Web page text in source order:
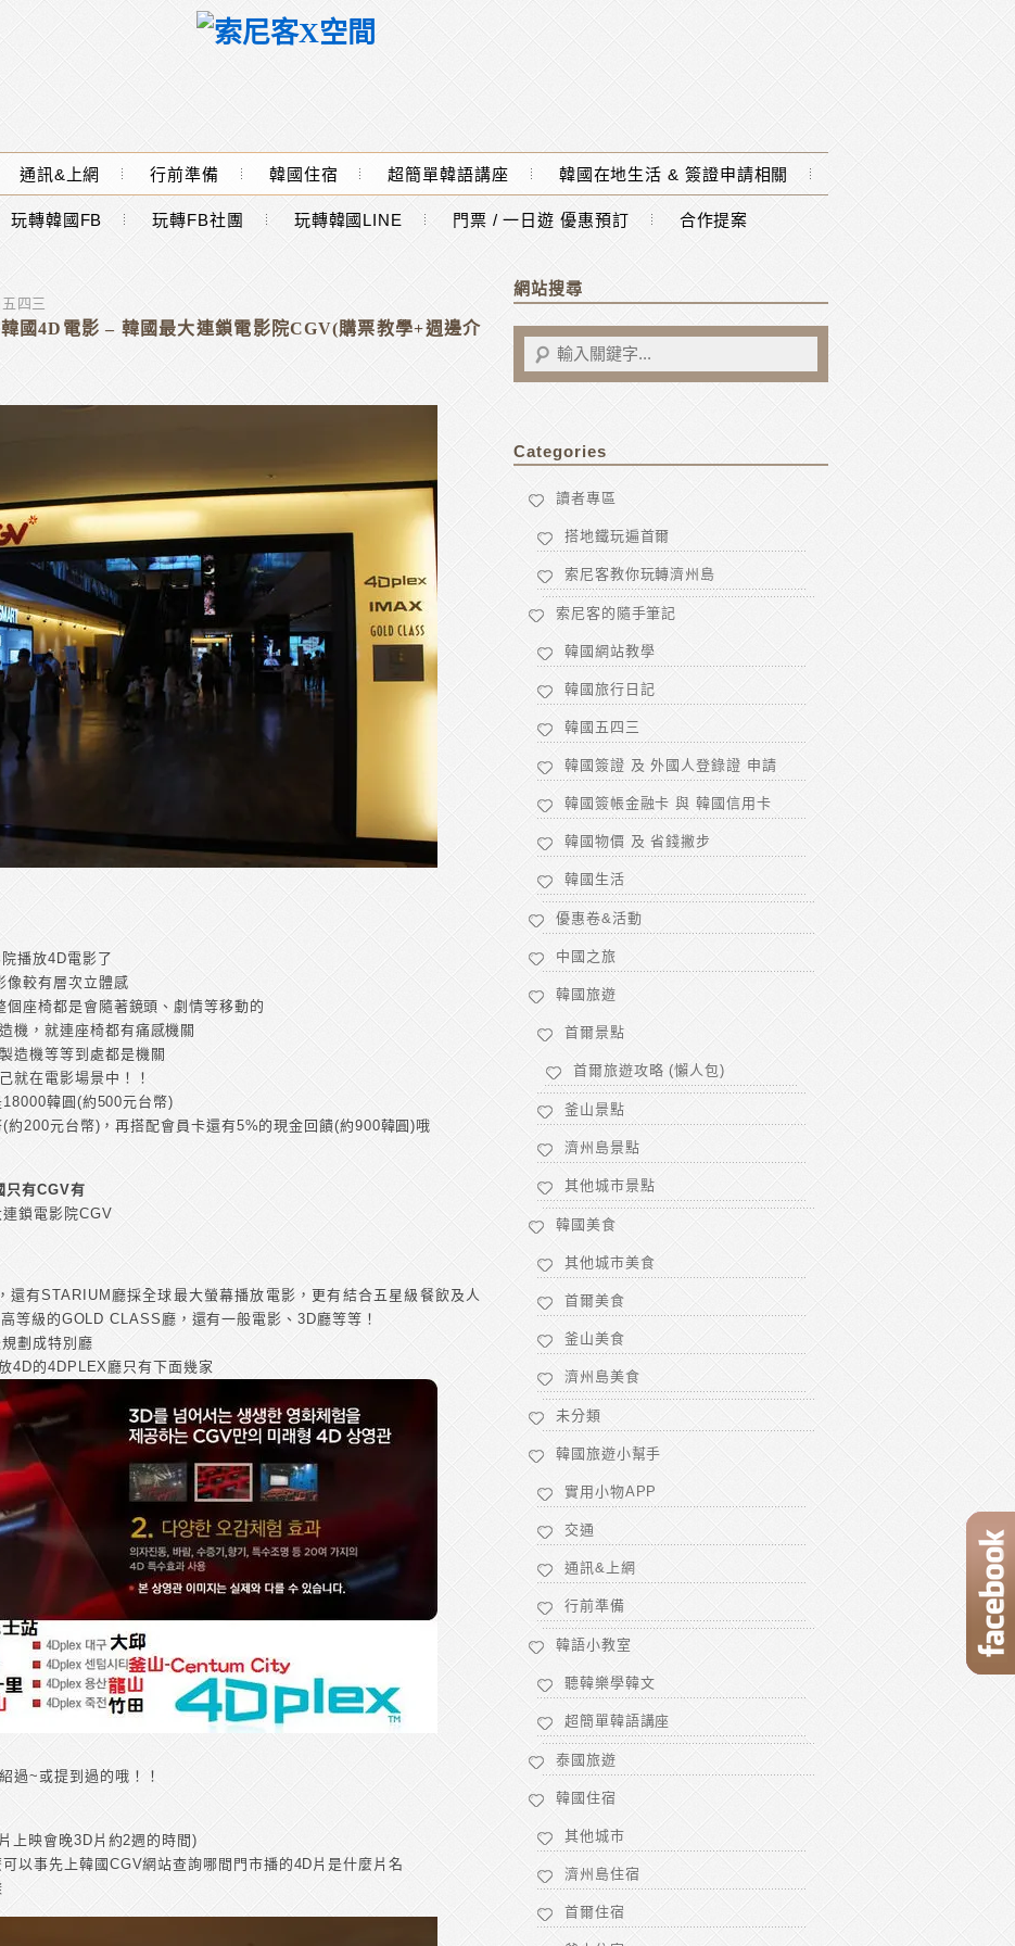
通訊&上網 行前準備 韓國住宿 超簡單韓語講座 韓國在地生活 & 簽證申請相關
玩轉韓國FB 玩轉FB社團 玩轉韓國LINE 門票 / 一日遊 優惠預訂 合作提案
四三
韓國4D電影 – 韓國最大連鎖電影院CGV(購票教學+週邊介
播放4D電影了
像較有層次立體感
座椅都是會隨著鏡頭、劇情等移動的
機，就連座椅都有痛感機關
造機等等到處都是機關
就在電影場景中！！
韓圓(約500元台幣)
約200元台幣)，再搭配會員卡還有5%的現金回饋(約900韓圓)哦
只有CGV有
鎖電影院CGV
還有STARIUM廳採全球最大螢幕播放電影，更有結合五星級餐飲及人
等級的GOLD CLASS廳，還有一般電影、3D廳等等！
劃成特別廳
4D的4DPLEX廳只有下面幾家
過~或提到過的哦！！
上映會晚3D片約2週的時間)
以事先上韓國CGV網站查詢哪間門市播的4D片是什麼片名
網站搜尋
Categories
讀者專區
搭地鐵玩遍首爾
索尼客教你玩轉濟州島
索尼客的隨手筆記
韓國網站教學
韓國旅行日記
韓國五四三
韓國簽證 及 外國人登錄證 申請
韓國簽帳金融卡 與 韓國信用卡
韓國物價 及 省錢撇步
韓國生活
優惠卷&活動
中國之旅
韓國旅遊
首爾景點
首爾旅遊攻略 (懶人包)
釜山景點
濟州島景點
其他城市景點
韓國美食
其他城市美食
首爾美食
釜山美食
濟州島美食
未分類
韓國旅遊小幫手
實用小物APP
交通
通訊&上網
行前準備
韓語小教室
聽韓樂學韓文
超簡單韓語講座
泰國旅遊
韓國住宿
其他城市
濟州島住宿
首爾住宿